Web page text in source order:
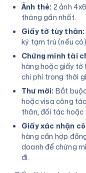
Ảnh thẻ: 2 ảnh
tháng gần nhất.
Giấy tờ tùy thân:
ký tạm trú (nếu
Chứng minh tài
hàng hoặc giấy tờ
chi phí trong thời
Thư mời: Bắt
hoặc visa công
thân, đối tác
Giấy xác nhận
hàng cần hợp
doanh để chứng
đi.